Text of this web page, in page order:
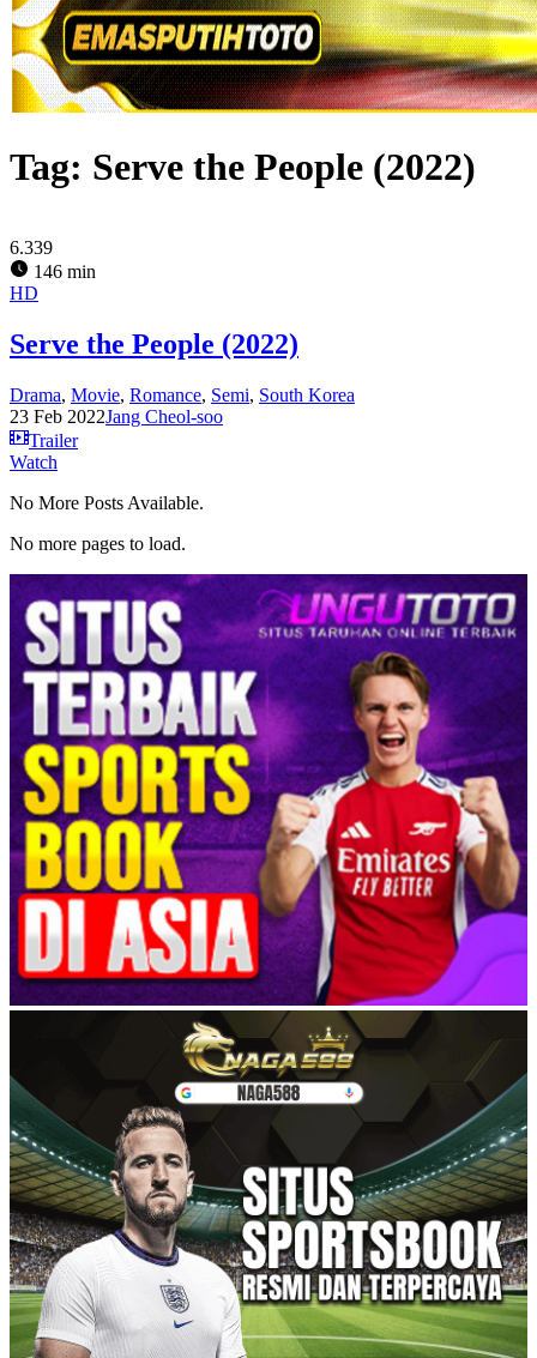
Tag: Serve the People (2022)
6.339
146 min
HD
Serve the People (2022)
Drama, Movie, Romance, Semi, South Korea
23 Feb 2022Jang Cheol-soo
Trailer
Watch
No More Posts Available.
No more pages to load.